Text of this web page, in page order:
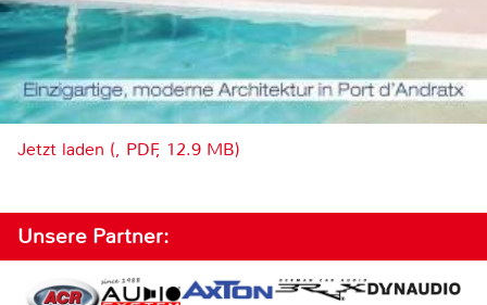
Jetzt laden (, PDF, 12.9 MB)
Unsere Partner: